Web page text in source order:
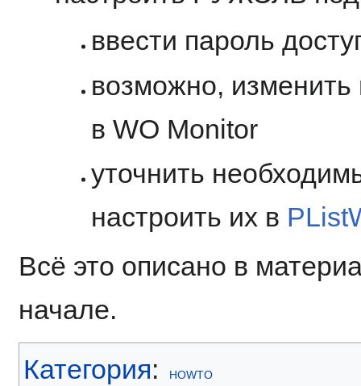
ввести пароль
возможно,
в WO Monitor
уточнить
настроить их в
Всё это описано в
начале.
Категория: HOWTO